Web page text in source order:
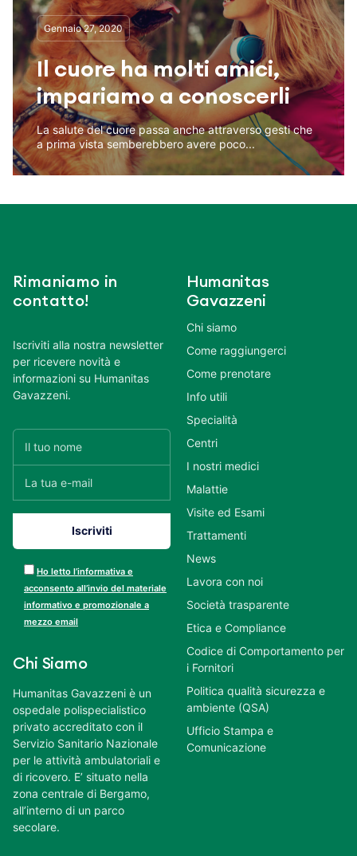
Gennaio 27, 2020
Il cuore ha molti amici,
impariamo a conoscerli
La salute del cuore passa anche attraverso gesti che
a prima vista semberebbero avere poco...
Rimaniamo in
contatto!
Iscriviti alla nostra newsletter
per ricevere novità e
informazioni su Humanitas
Gavazzeni.
Ho letto l’informativa e
acconsento all’invio del materiale
informativo e promozionale a
mezzo email
Chi Siamo
Humanitas Gavazzeni è un
ospedale polispecialistico
privato accreditato con il
Servizio Sanitario Nazionale
per le attività ambulatoriali e
di ricovero. E’ situato nella
zona centrale di Bergamo,
all’interno di un parco
secolare.
Humanitas
Gavazzeni
Chi siamo
Come raggiungerci
Come prenotare
Info utili
Specialità
Centri
I nostri medici
Malattie
Visite ed Esami
Trattamenti
News
Lavora con noi
Società trasparente
Etica e Compliance
Codice di Comportamento per
i Fornitori
Politica qualità sicurezza e
ambiente (QSA)
Ufficio Stampa e
Comunicazione